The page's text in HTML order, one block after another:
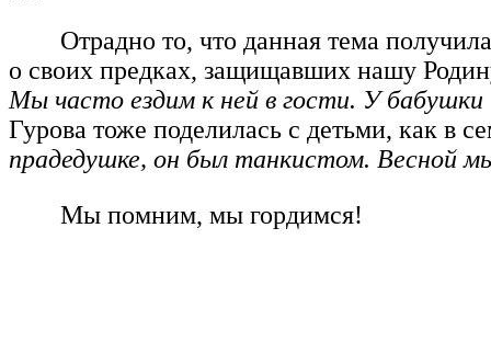
Отрадно то, что данная тема
о своих предках, защищавших нашу
Мы часто ездим к ней в гости. У бабушки
Гурова тоже поделилась с детьми, как в
прадедушке, он был танкистом. Весной
Мы помним, мы гордимся!